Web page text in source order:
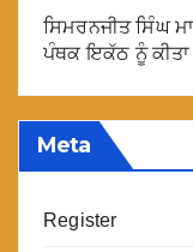
ਸਿਮਰਨਜੀਤ ਸਿੰਘ
ਪੰਥਕ ਇਕੱਠ ਨੂੰ
Meta
Register